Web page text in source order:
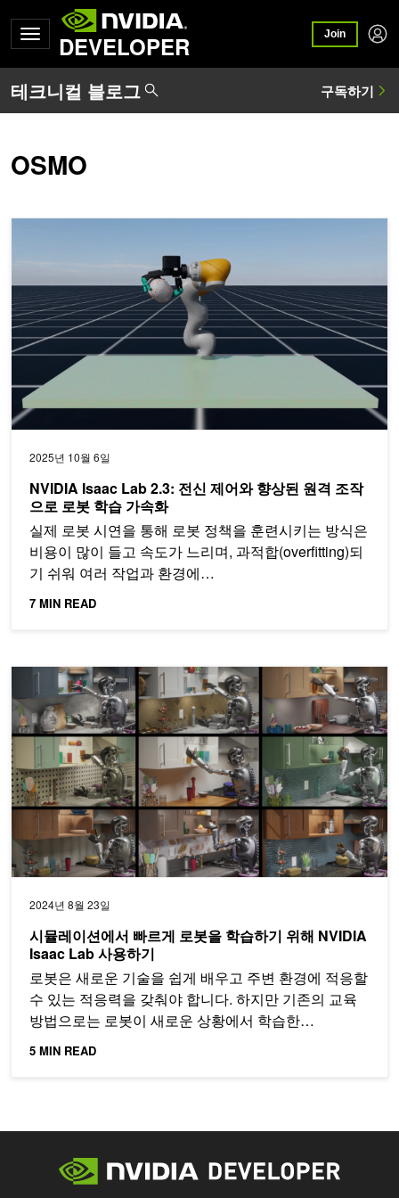
DEVELOPER Join
OSMO
2025년 10월 6일
NVIDIA Isaac Lab 2.3: 전신 제어와 향상된 원격 조작
으로 로봇 학습 가속화
실제 로봇 시연을 통해 로봇 정책을 훈련시키는 방식은
비용이 많이 들고 속도가 느리며, 과적합(overfitting)되
기 쉬워 여러 작업과 환경에…
7 MIN READ
2024년 8월 23일
시뮬레이션에서 빠르게 로봇을 학습하기 위해 NVIDIA
Isaac Lab 사용하기
로봇은 새로운 기술을 쉽게 배우고 주변 환경에 적응할
수 있는 적응력을 갖춰야 합니다. 하지만 기존의 교육
방법으로는 로봇이 새로운 상황에서 학습한…
5 MIN READ
시뮬레이션에서 빠르게 로봇을 학습하기 위해 NVIDIA Isaac Lab